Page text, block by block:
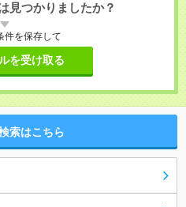
見つかりましたか？
件を保存して
を受け取る
索はこちら